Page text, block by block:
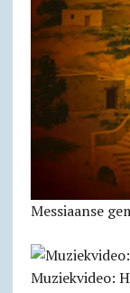
Messiaanse
Muziekvideo: